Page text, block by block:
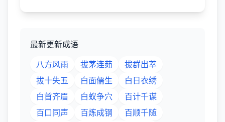
最新更新成语
八方风雨
拔茅连茹
拔群出萃
拔十失五
白面儒生
白日衣绣
白首齐眉
白蚁争穴
百计千谋
百口同声
百炼成钢
百顺千随